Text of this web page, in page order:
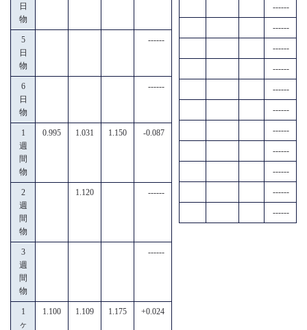
日
物
5
日
物
------
6
日
物
------
1
週
間
物
0.995 1.031 1.150 -0.087
2
週
間
物
1.120 ------
3
週
間
物
------
1
ヶ
1.100 1.109 1.175 +0.024
------
------
------
------
------
------
------
------
------
------
------